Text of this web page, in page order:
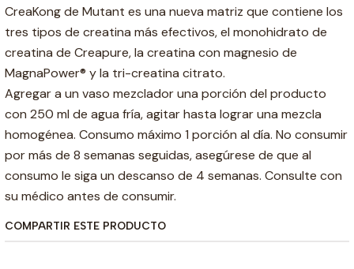
CreaKong de Mutant es una nueva matriz que contiene los
tres tipos de creatina más efectivos, el monohidrato de
creatina de Creapure, la creatina con magnesio de
MagnaPower® y la tri-creatina citrato.
Agregar a un vaso mezclador una porción del producto
con 250 ml de agua fría, agitar hasta lograr una mezcla
homogénea. Consumo máximo 1 porción al día. No consumir
por más de 8 semanas seguidas, asegúrese de que al
consumo le siga un descanso de 4 semanas. Consulte con
su médico antes de consumir.
COMPARTIR ESTE PRODUCTO